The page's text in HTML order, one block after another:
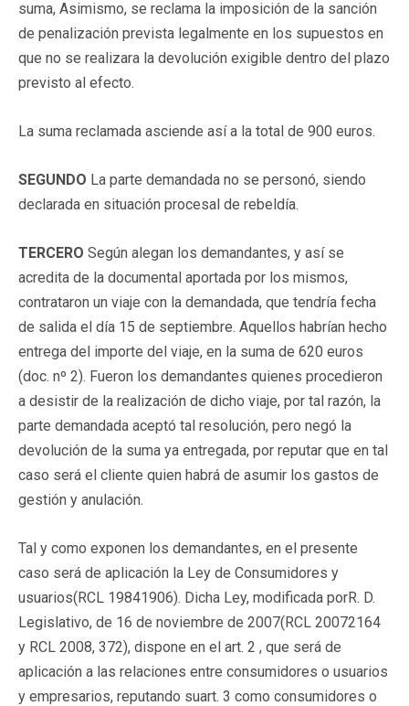
suma, Asimismo, se reclama la imposición de la sanción
de penalización prevista legalmente en los supuestos en
que no se realizara la devolución exigible dentro del plazo
previsto al efecto.
La suma reclamada asciende así a la total de 900 euros.
SEGUNDO La parte demandada no se personó, siendo
declarada en situación procesal de rebeldía.
TERCERO Según alegan los demandantes, y así se
acredita de la documental aportada por los mismos,
contrataron un viaje con la demandada, que tendría fecha
de salida el día 15 de septiembre. Aquellos habrían hecho
entrega del importe del viaje, en la suma de 620 euros
(doc. nº 2). Fueron los demandantes quienes procedieron
a desistir de la realización de dicho viaje, por tal razón, la
parte demandada aceptó tal resolución, pero negó la
devolución de la suma ya entregada, por reputar que en tal
caso será el cliente quien habrá de asumir los gastos de
gestión y anulación.
Tal y como exponen los demandantes, en el presente
caso será de aplicación la Ley de Consumidores y
usuarios(RCL 19841906). Dicha Ley, modificada porR. D.
Legislativo, de 16 de noviembre de 2007(RCL 20072164
y RCL 2008, 372), dispone en el art. 2 , que será de
aplicación a las relaciones entre consumidores o usuarios
y empresarios, reputando suart. 3 como consumidores o